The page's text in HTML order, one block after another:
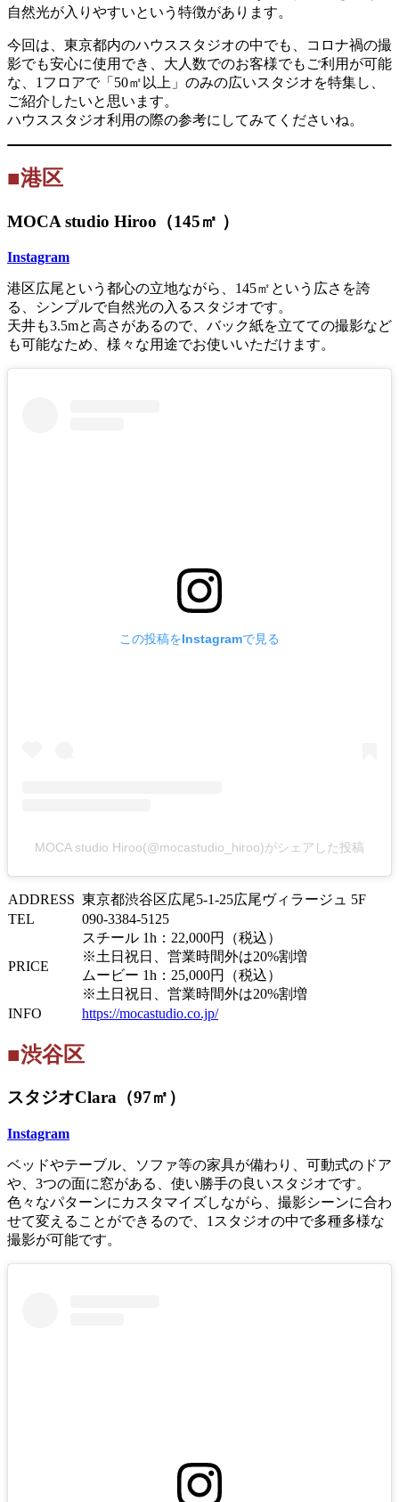
自然光が入りやすいという特徴があります。
今回は、東京都内のハウススタジオの中でも、コロナ禍の撮
影でも安心に使用でき、大人数でのお客様でもご利用が可能
な、1フロアで「50㎡以上」のみの広いスタジオを特集し、
ご紹介したいと思います。
ハウススタジオ利用の際の参考にしてみてくださいね。
■港区
MOCA studio Hiroo（145㎡ ）
Instagram
港区広尾という都心の立地ながら、145㎡という広さを誇
る、シンプルで自然光の入るスタジオです。
天井も3.5mと高さがあるので、バック紙を立てての撮影など
も可能なため、様々な用途でお使いいただけます。
この投稿をInstagramで見る
MOCA studio Hiroo(@mocastudio_hiroo)がシェアした投稿
ADDRESS 東京都渋谷区広尾5-1-25広尾ヴィラージュ 5F
TEL
090-3384-5125
PRICE
スチール 1h：22,000円（税込）
※土日祝日、営業時間外は20%割増
ムービー 1h：25,000円（税込）
※土日祝日、営業時間外は20%割増
INFO
https://mocastudio.co.jp/
■渋谷区
スタジオClara（97㎡）
Instagram
ベッドやテーブル、ソファ等の家具が備わり、可動式のドア
や、3つの面に窓がある、使い勝手の良いスタジオです。
色々なパターンにカスタマイズしながら、撮影シーンに合わ
せて変えることができるので、1スタジオの中で多種多様な
撮影が可能です。